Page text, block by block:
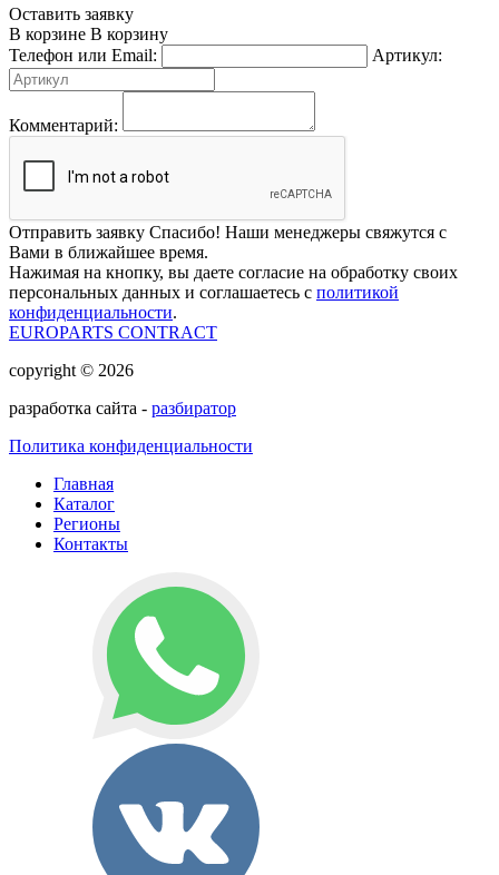
Оставить заявку
В корзине В корзину
Телефон или Email:
Артикул:
Комментарий:
Отправить заявку Спасибо! Наши менеджеры свяжутся с
Вами в ближайшее время.
Нажимая на кнопку, вы даете согласие на обработку своих
персональных данных и соглашаетесь с политикой
конфиденциальности.
EUROPARTS CONTRACT
copyright © 2026
разработка сайта - разбиратор
Политика конфиденциальности
Главная
Каталог
Регионы
Контакты